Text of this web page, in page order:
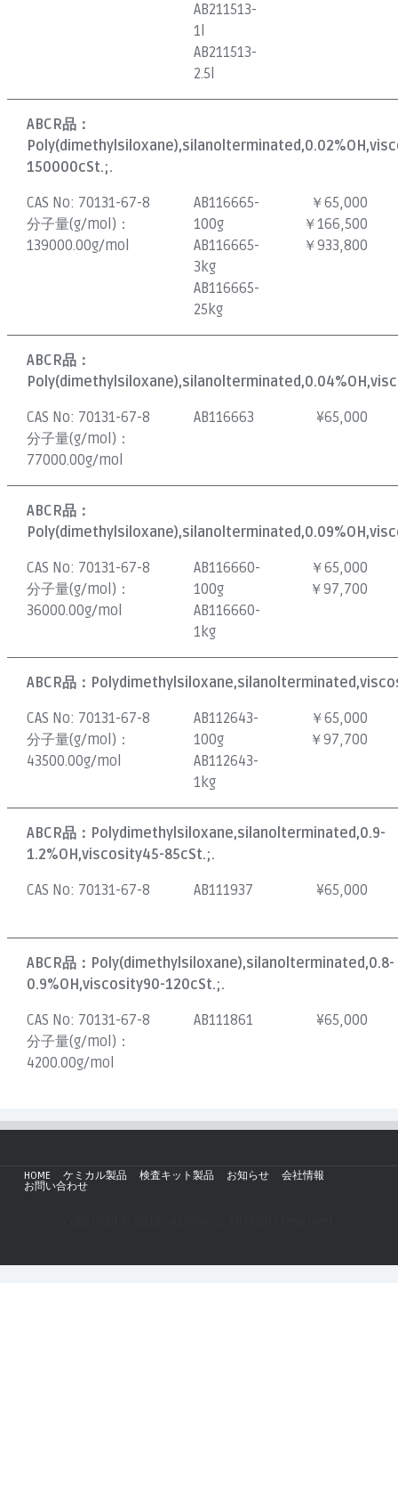
AB211513-
1l
AB211513-
2.5l
ABCR品：
150000cSt.;.
CAS No: 70131-67-8
分子量(g/mol)：
139000.00g/mol
AB116665-
100g
AB116665-
3kg
AB116665-
25kg
￥65,000
￥166,500
￥933,800
ABCR品：
CAS No: 70131-67-8
分子量(g/mol)：
77000.00g/mol
AB116663 ¥65,000
ABCR品：
CAS No: 70131-67-8
分子量(g/mol)：
36000.00g/mol
AB116660-
100g
AB116660-
1kg
￥65,000
￥97,700
ABCR品：
CAS No: 70131-67-8
分子量(g/mol)：
43500.00g/mol
AB112643-
100g
AB112643-
1kg
￥65,000
￥97,700
ABCR品： Polydimethylsiloxane,silanolterminated,0.9-
1.2%OH,viscosity45-85cSt.;.
CAS No: 70131-67-8 AB111937 ¥65,000
ABCR品： Poly(dimethylsiloxane),silanolterminated,0.8-
0.9%OH,viscosity90-120cSt.;.
CAS No: 70131-67-8
分子量(g/mol)：
4200.00g/mol
AB111861 ¥65,000
HOME ケミカル製品 検査キット製品 お知らせ
会社情報
お問い合わせ